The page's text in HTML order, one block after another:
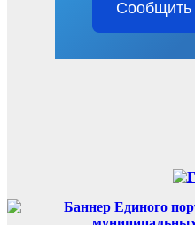
Сообщить